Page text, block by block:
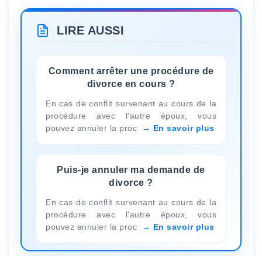
LIRE AUSSI
Comment arrêter une procédure de
divorce en cours ?
En cas de conflit survenant au cours de la
procédure avec l'autre époux, vous
pouvez annuler la proc
En savoir plus
Puis-je annuler ma demande de
divorce ?
En cas de conflit survenant au cours de la
procédure avec l'autre époux, vous
pouvez annuler la proc
En savoir plus